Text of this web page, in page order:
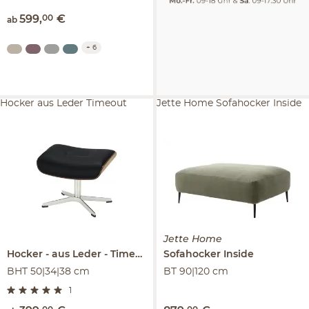
ab 599,00 €
+ 6
Hocker aus Leder
Timeout
BHT 50|34|38 cm
Hocker aus Leder Timeout
Jette Home
Sofahocker
Inside
BT 90|120 cm
Jette Home Sofahocker Inside